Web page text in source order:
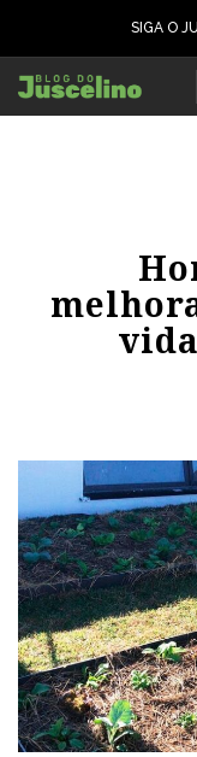
SIGA O